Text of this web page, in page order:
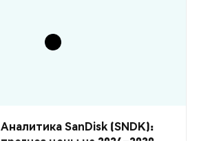
Аналитика SanDisk (SNDK):
прогноз цены на 2026–2030,